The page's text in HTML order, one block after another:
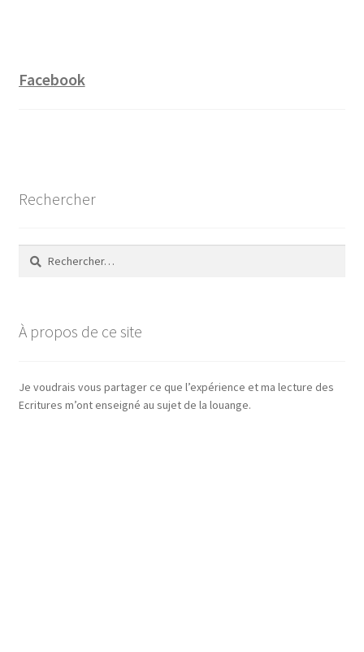
Facebook
Rechercher
Rechercher :
À propos de ce site
Je voudrais vous partager ce que l’expérience et ma lecture des
Ecritures m’ont enseigné au sujet de la louange.